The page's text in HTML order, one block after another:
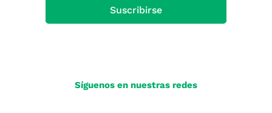
Suscribirse
Síguenos en nuestras redes